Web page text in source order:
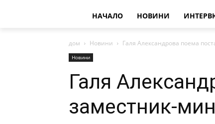
НАЧАЛО НОВИНИ
дом Новини Галя Александрова поема
Новини
Галя
заместник-